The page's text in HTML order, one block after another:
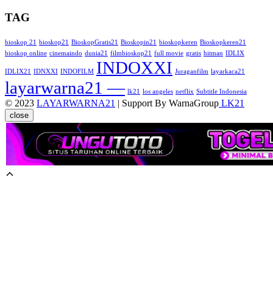
TAG
bioskop 21 bioskop21 BioskopGratis21 Bioskopin21 bioskopkeren Bioskopkeren21
bioskop online cinemaindo dunia21 filmbioskop21 full movie gratis hitman IDLIX
IDLIX21 IDNXXI INDOFILM INDOXXI Juraganfilm layarkaca21
layarwarna21 — lk21 los angeles netflix Subtitle Indonesia
© 2023 LAYARWARNA21 | Support By WarnaGroup LK21
close